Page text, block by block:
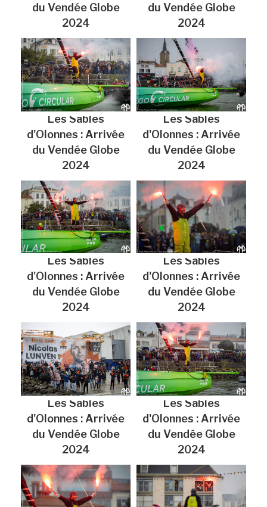
du Vendée Globe
2024
du Vendée Globe
2024
Les Sables
d'Olonnes : Arrivée
du Vendée Globe
2024
Les Sables
d'Olonnes : Arrivée
du Vendée Globe
2024
Les Sables
d'Olonnes : Arrivée
du Vendée Globe
2024
Les Sables
d'Olonnes : Arrivée
du Vendée Globe
2024
Les Sables
d'Olonnes : Arrivée
du Vendée Globe
2024
Les Sables
d'Olonnes : Arrivée
du Vendée Globe
2024